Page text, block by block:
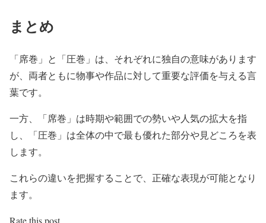
まとめ
「席巻」と「圧巻」は、それぞれに独自の意味があります
が、両者ともに物事や作品に対して重要な評価を与える言
葉です。
一方、「席巻」は時期や範囲での勢いや人気の拡大を指
し、「圧巻」は全体の中で最も優れた部分や見どころを表
します。
これらの違いを把握することで、正確な表現が可能となり
ます。
Rate this post